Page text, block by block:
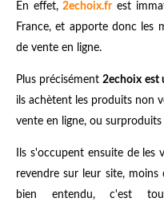
En effet,2echoix.frest
France, et apporte donc les
de vente en ligne.
Plus précisément2echoix est
ils achètent les produits non
vente en ligne, ou surproduits
Ils s'occupent ensuite de
revendre sur leur site,
bien entendu, c'est